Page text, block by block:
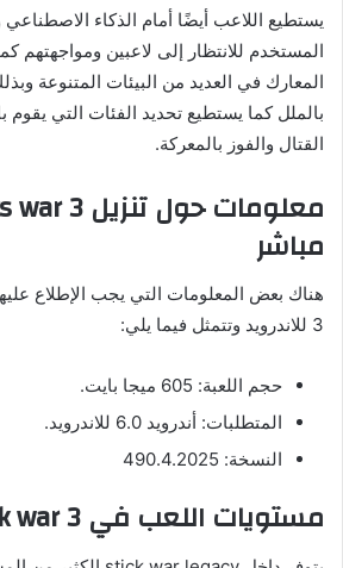
يستطيع اللاعب أيضًا أمام الذكاء الاصطناعي
المستخدم للانتظار إلى لاعبين ومواجهتهم
المعارك في العديد من البيئات المتنوعة
بالملل كما يستطيع تحديد الفئات التي
القتال والفوز بالمعركة.
معلومات حول تنزيل war
مباشر
3 للاندرويد وتتمثل فيما يلي:
حجم اللعبة: 605 ميجا بايت.
المتطلبات: أندرويد 6.0 للاندرويد.
النسخة: 490.4.2025
مستويات اللعب في war3 مهكرة